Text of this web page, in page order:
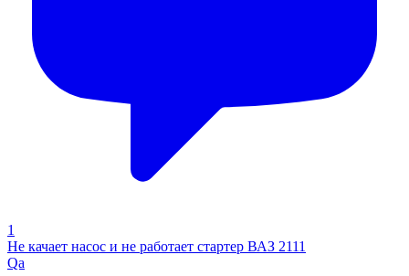
1
Не качает насос и не работает стартер ВАЗ 2111
Qa